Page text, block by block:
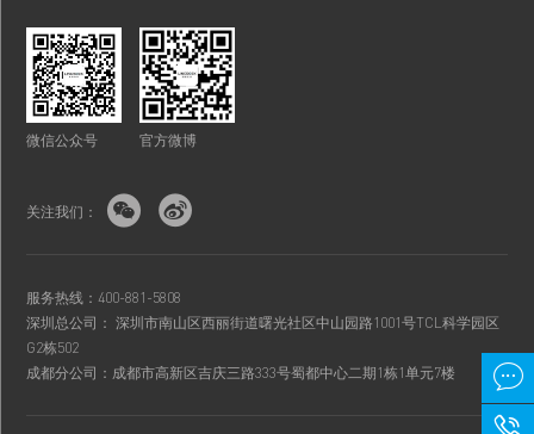
微信公众号 官方微博
关注我们：  
服务热线：400-881-5808
深圳总公司： 深圳市南山区西丽街道曙光社区中山园路1001号TCL科学园区
G2栋502
成都分公司：成都市高新区吉庆三路333号蜀都中心二期1栋1单元7楼

